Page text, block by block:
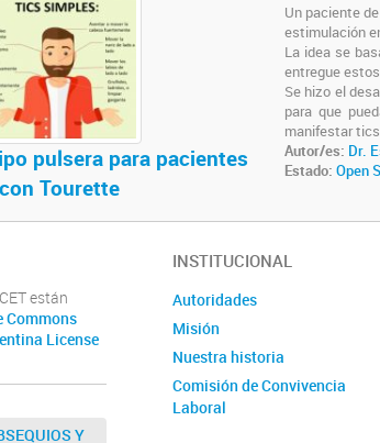
pulsera para pacientes
con Tourette
Un paciente
estimulación
La idea se
entregue
Se hizo el
para que
manifestar tics.
Autor/es: Dr.
Estado: Open
están
Commons
License
Y
INSTITUCIONAL
Autoridades
Misión
Nuestra historia
Comisión de Convivencia
Laboral